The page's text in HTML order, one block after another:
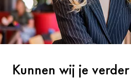
Kunnen wij je